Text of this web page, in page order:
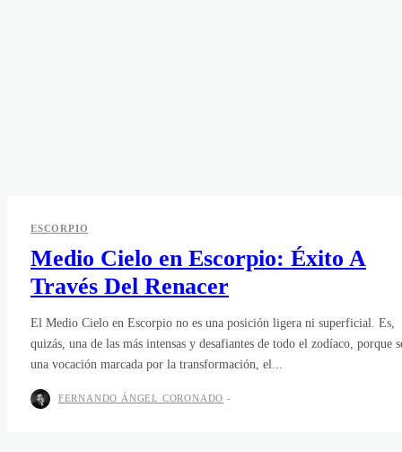
ESCORPIO
Medio Cielo en Escorpio: Éxito A
Través Del Renacer
El Medio Cielo en Escorpio no es una posición ligera ni superficial. Es,
quizás, una de las más intensas y desafiantes de todo el zodíaco, porque
una vocación marcada por la transformación, el...
FERNANDO ÁNGEL CORONADO -